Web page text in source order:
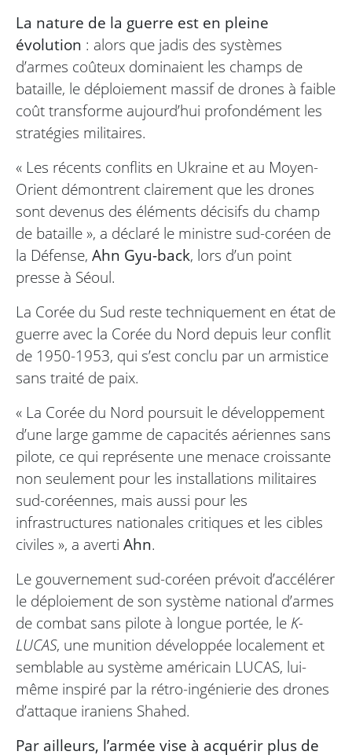
La nature de la guerre est en pleine
évolution : alors que jadis des systèmes
d’armes coûteux dominaient les champs de
bataille, le déploiement massif de drones à faible
coût transforme aujourd’hui profondément les
stratégies militaires.
« Les récents conflits en Ukraine et au Moyen-
Orient démontrent clairement que les drones
sont devenus des éléments décisifs du champ
de bataille », a déclaré le ministre sud-coréen de
la Défense, Ahn Gyu-back, lors d’un point
presse à Séoul.
La Corée du Sud reste techniquement en état de
guerre avec la Corée du Nord depuis leur conflit
de 1950-1953, qui s’est conclu par un armistice
sans traité de paix.
« La Corée du Nord poursuit le développement
d’une large gamme de capacités aériennes sans
pilote, ce qui représente une menace croissante
non seulement pour les installations militaires
sud-coréennes, mais aussi pour les
infrastructures nationales critiques et les cibles
civiles », a averti Ahn.
Le gouvernement sud-coréen prévoit d’accélérer
le déploiement de son système national d’armes
de combat sans pilote à longue portée, le K-
LUCAS, une munition développée localement et
semblable au système américain LUCAS, lui-
même inspiré par la rétro-ingénierie des drones
d’attaque iraniens Shahed.
Par ailleurs, l’armée vise à acquérir plus de